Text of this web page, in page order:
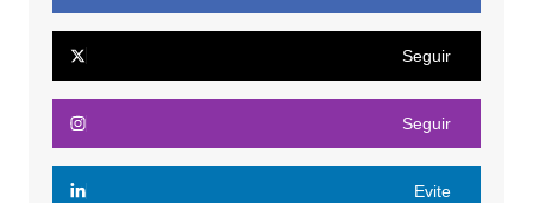
Seguir
Seguir
Evite